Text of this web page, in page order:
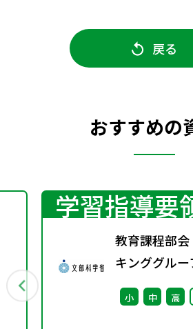
戻る
おすすめの
学習指導要
教育課程部
キンググル
回） 配付資
小 中 高